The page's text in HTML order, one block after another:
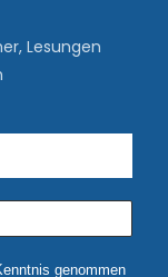
Lesungen
genommen